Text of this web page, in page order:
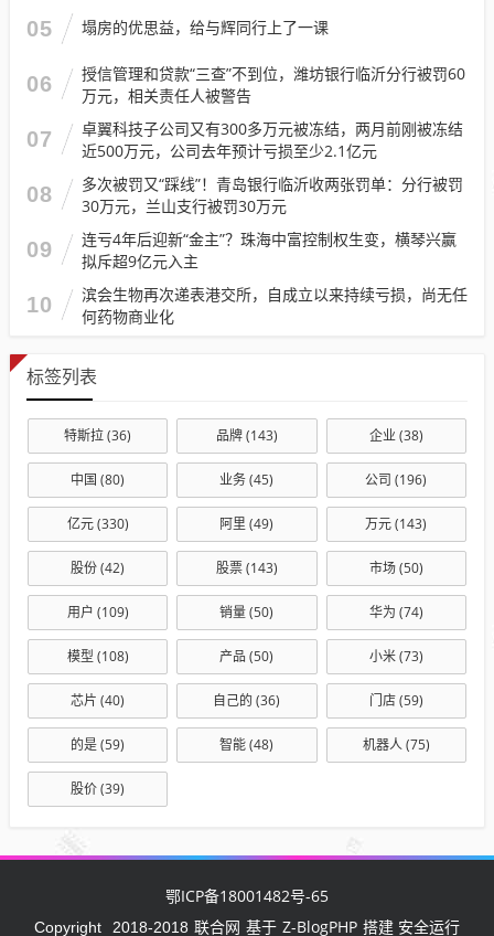
05 塌房的优思益，给与辉同行上了一课
06
授信管理和贷款“三查”不到位，潍坊银行临沂分行被罚60
万元，相关责任人被警告
07
卓翼科技子公司又有300多万元被冻结，两月前刚被冻结
近500万元，公司去年预计亏损至少2.1亿元
08
多次被罚又“踩线”！青岛银行临沂收两张罚单：分行被罚
30万元，兰山支行被罚30万元
09
连亏4年后迎新“金主”？珠海中富控制权生变，横琴兴赢
拟斥超9亿元入主
10
滨会生物再次递表港交所，自成立以来持续亏损，尚无任
何药物商业化
标签列表
特斯拉(36) 品牌(143) 企业(38)
中国 (80) 业务(45) 公司 (196)
亿元(330) 阿里 (49) 万元(143)
股份(42) 股票(143) 市场(50)
用户 (109) 销量(50) 华为 (74)
模型 (108) 产品 (50) 小米(73)
芯片 (40) 自己的 (36) 门店(59)
的是(59) 智能(48) 机器人(75)
股价(39)
鄂ICP备18001482号-65
Copyright 2018-2018 联合网 基于 Z-BlogPHP 搭建 安全运行